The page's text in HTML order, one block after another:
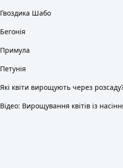
Гвоздика Шабо
Бегонія
Примула
Петунія
Які квіти вирощують через
Відео: Вирощування квітів із